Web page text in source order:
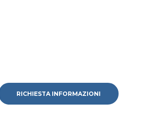
RICHIESTA INFORMAZIONI